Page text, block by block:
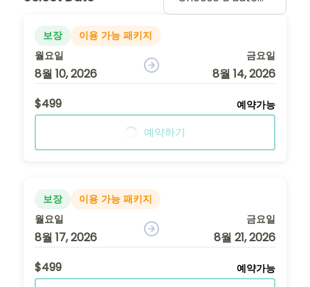
보장
이용 가능 패키지
월요일
8월 10, 2026
금요일
8월 14, 2026
$499
예약가능
예약하기
보장
이용 가능 패키지
월요일
8월 17, 2026
금요일
8월 21, 2026
$499
예약가능